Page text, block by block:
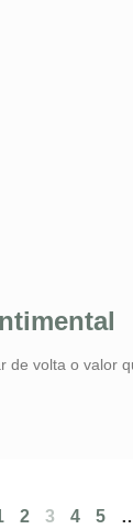
de volta o valor
2 3 4 5